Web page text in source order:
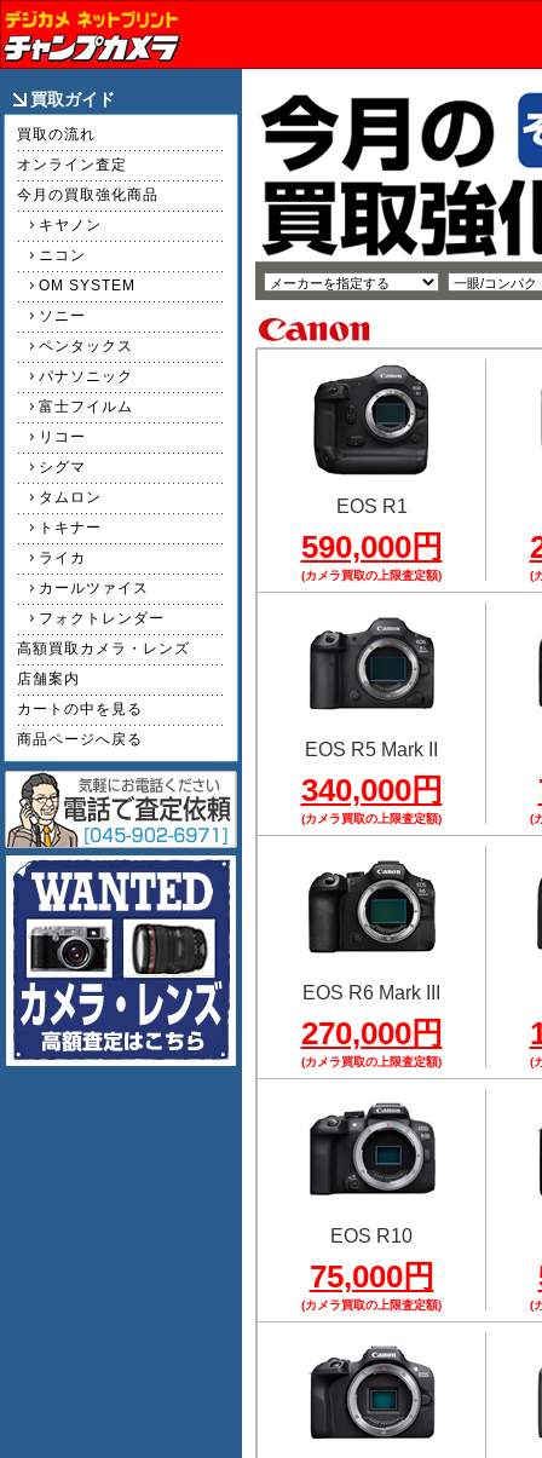
買取ガイド
買取の流れ
オンライン査定
今月の買取強化商品
キヤノン
ニコン
OM SYSTEM
ソニー
ペンタックス
パナソニック
富士フイルム
リコー
シグマ
タムロン
トキナー
ライカ
カールツァイス
フォクトレンダー
高額買取カメラ・レンズ
店舗案内
カートの中を見る
商品ページへ戻る
EOS R1
590,000円
(カメラ買取の上限査定額) (
EOS R5 Mark II
340,000円
(カメラ買取の上限査定額) (
EOS R6 Mark III
270,000円
(カメラ買取の上限査定額) (
EOS R10
75,000円
(カメラ買取の上限査定額) (